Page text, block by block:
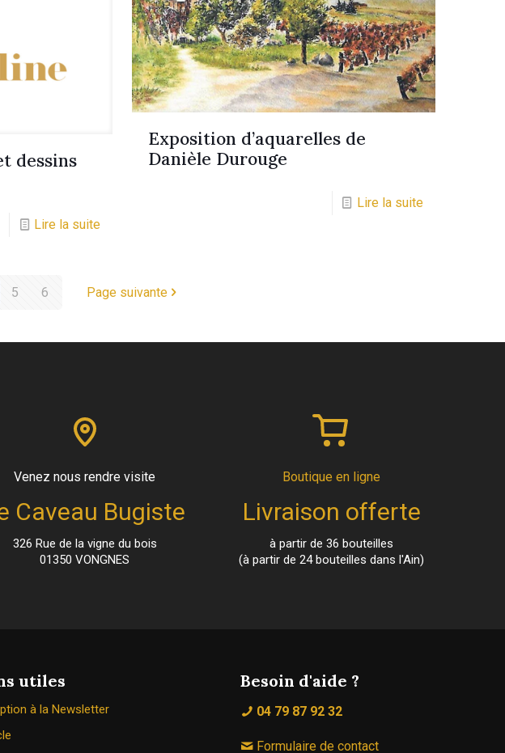
dessins
Lire la suite
Exposition d’aquarelles de
Danièle Durouge
Lire la suite
5 6 Page suivante
Venez nous rendre visite
Caveau Bugiste
326 Rue de la vigne du bois
01350 VONGNES
Boutique en ligne
Livraison offerte
à partir de 36 bouteilles
(à partir de 24 bouteilles dans l'Ain)
utiles
à la Newsletter
Besoin d'aide ?
04 79 87 92 32
Formulaire de contact